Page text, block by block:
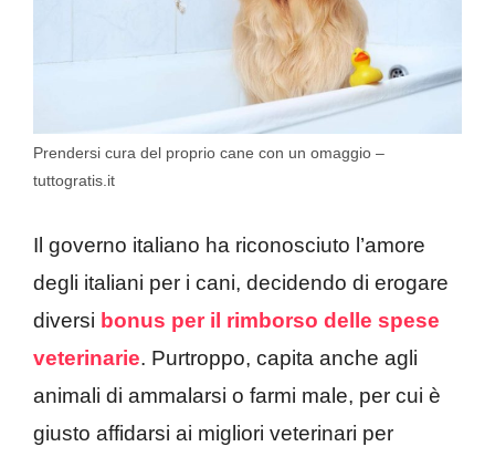
Prendersi cura del proprio cane con un omaggio –
tuttogratis.it
Il governo italiano ha riconosciuto l’amore
degli italiani per i cani, decidendo di erogare
diversi bonus per il rimborso delle spese
veterinarie. Purtroppo, capita anche agli
animali di ammalarsi o farmi male, per cui è
giusto affidarsi ai migliori veterinari per